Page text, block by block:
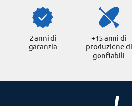
2 anni di
garanzia
+15 anni di
produzione di
gonfiabili